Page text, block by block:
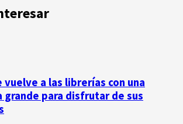
vuelve a las librerías con una
grande para disfrutar de sus